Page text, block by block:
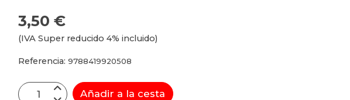
3,50 €
(IVA Super reducido 4% incluido)
Referencia:9788419920508
Añadir a la cesta